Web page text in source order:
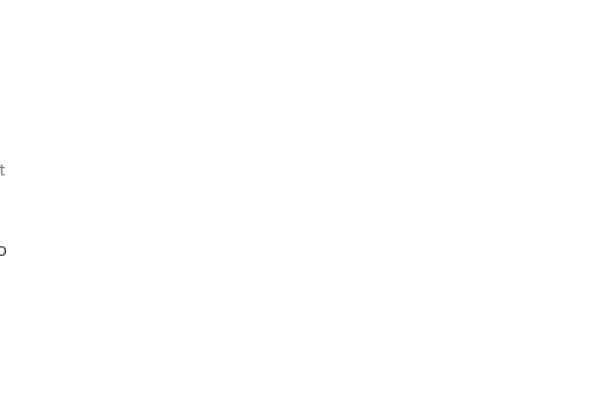
On
Wypędził